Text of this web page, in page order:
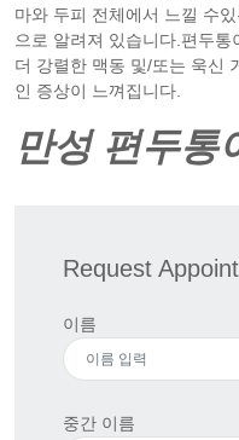
마와 두피 전체에서 느낄 수
으로 알려져 있습니다.편두
더 강렬한 맥동 및/또는 욱신
인 증상이 느껴집니다.
만성 편두통
Request
이름
중간 이름